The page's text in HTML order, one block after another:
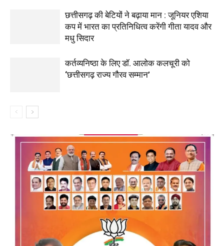
छत्तीसगढ़ की बेटियों ने बढ़ाया मान : जूनियर एशिया
कप में भारत का प्रतिनिधित्व करेंगी गीता यादव और
मधु सिदार
कर्तव्यनिष्ठा के लिए डॉ. आलोक कलचूरी को
‘छत्तीसगढ़ राज्य गौरव सम्मान’